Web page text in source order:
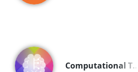
Computational T…